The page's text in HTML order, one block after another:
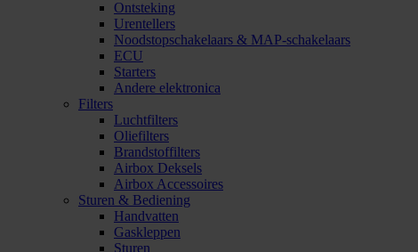
Ontsteking
Urentellers
Noodstopschakelaars & MAP-schakelaars
ECU
Starters
Andere elektronica
Filters
Luchtfilters
Oliefilters
Brandstoffilters
Airbox Deksels
Airbox Accessoires
Sturen & Bediening
Handvatten
Gaskleppen
Sturen